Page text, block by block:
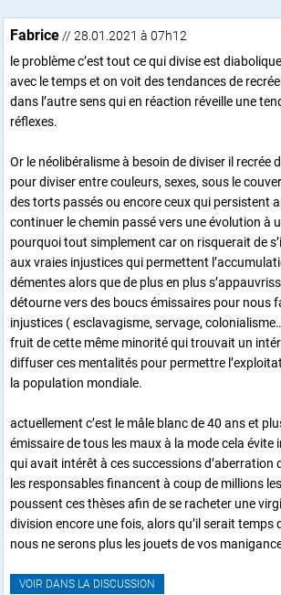
Fabrice // 28.01.2021 à 07h12
le problème c’est tout ce qui divise est
avec le temps et on voit des tendances de
dans l’autre sens qui en réaction réveille une
réflexes.
Or le néolibéralisme à besoin de diviser il recrée
pour diviser entre couleurs, sexes, sous le
des torts passés ou encore ceux qui persistent
continuer le chemin passé vers une évolution à
pourquoi tout simplement car on risquerait de
aux vraies injustices qui permettent
démentes alors que de plus en plus
détourne vers des boucs émissaires pour nous
injustices ( esclavagisme, servage,
fruit de cette même minorité qui trouvait un
diffuser ces mentalités pour permettre
la population mondiale.
actuellement c’est le mâle blanc de 40 ans et
émissaire de tous les maux à la mode cela évite
qui avait intérêt à ces successions d’aberration
les responsables financent à coup de millions
poussent ces thèses afin de se racheter une
division encore une fois, alors qu’il serait temps
nous ne serons plus les jouets de vos
VOIR DANS LA DISCUSSION